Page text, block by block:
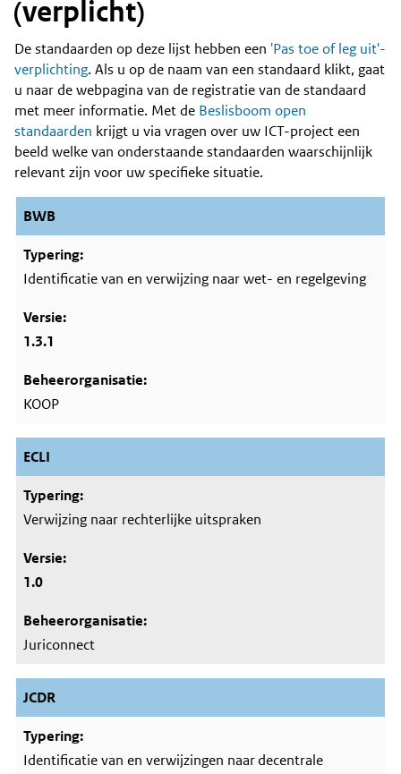
(verplicht)
Content
De standaarden op deze lijst hebben een 'Pas toe of leg uit'-
verplichting. Als u op de naam van een standaard klikt, gaat
u naar de webpagina van de registratie van de standaard
met meer informatie. Met de Beslisboom open
standaarden krijgt u via vragen over uw ICT-project een
beeld welke van onderstaande standaarden waarschijnlijk
relevant zijn voor uw specifieke situatie.
BWB
Identificatie van en verwijzing naar wet- en regelgeving
1.3.1
KOOP
ECLI
Verwijzing naar rechterlijke uitspraken
1.0
Juriconnect
JCDR
Identificatie van en verwijzingen naar decentrale